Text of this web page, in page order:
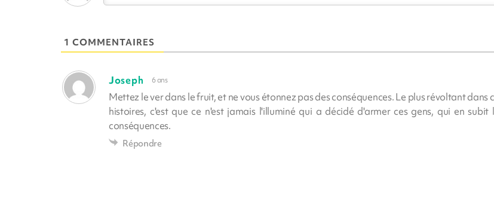
1 COMMENTAIRES
Joseph 6 ans
Mettez le ver dans le fruit, et ne vous étonnez pas des conséquences. Le plus révoltant dans
histoires, c'est que ce n'est jamais l'illuminé qui a décidé d'armer ces gens, qui en subit
conséquences.
Répondre